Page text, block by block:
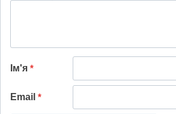
Ім'я *
Email *